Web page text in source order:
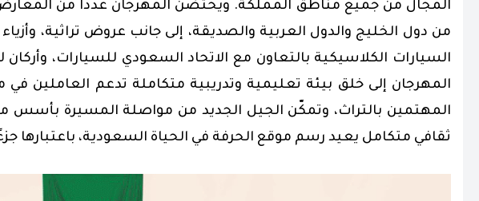
المجال من جميع مناطق المملكة. ويحتضن المهرجان عددًا من
من دول الخليج والدول العربية والصديقة، إلى جانب عروض تراثية،
السيارات الكلاسيكية بالتعاون مع الاتحاد السعودي للسيارات،
المهرجان إلى خلق بيئة تعليمية وتدريبية متكاملة تدعم العاملين في
المهتمين بالتراث، وتمكّن الجيل الجديد من مواصلة المسيرة بأسس
ثقافي متكامل يعيد رسم موقع الحرفة في الحياة السعودية، باعتبارها